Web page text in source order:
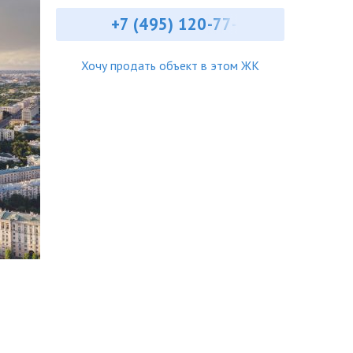
+7 (495) ‎120-77-
Хочу продать объект в этом ЖК